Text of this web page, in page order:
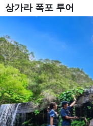
상가라 폭포 투어